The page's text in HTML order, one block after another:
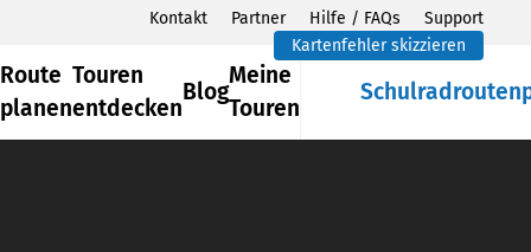
Kontakt Partner Hilfe / FAQs
Support
Kartenfehler skizzieren
Route
planen
Touren
entdecken
Blog
Meine
Touren